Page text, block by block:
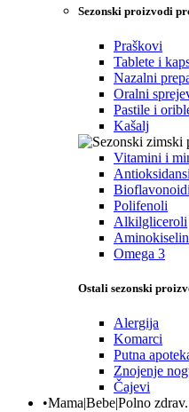
Sezonski proizvodi
Praškovi
Tablete i
Nazalni
Oralni
Pastile i
Kašalj
Vitamini i
Antioksidansi
Bioflavonoidi
Polifenoli
Alkilgliceroli
Omega 3
Ostali sezonski
Alergija
Komarci
Putna
Znojenje
Čajevi
•Mama|Bebe|Polno zdrav.